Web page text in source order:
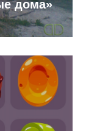
дома»